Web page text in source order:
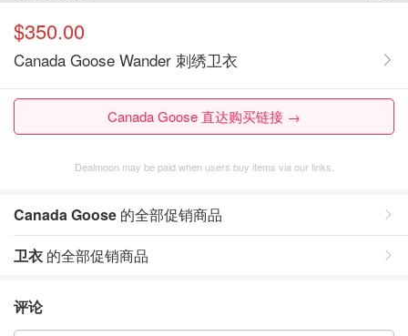
$350.00
Canada Goose Wander 刺绣卫衣
Canada Goose 直达购买链接 →
Dealmoon may be paid when users buy items via our links.
Canada Goose 的全部促销商品
卫衣 的全部促销商品
评论